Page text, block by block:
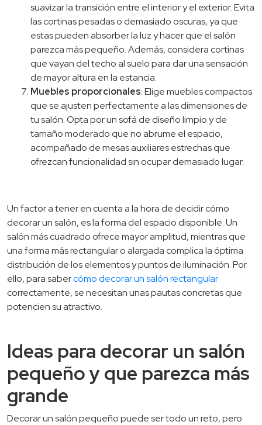
suavizar la transición entre el interior y el exterior. Evita
las cortinas pesadas o demasiado oscuras, ya que
estas pueden absorber la luz y hacer que el salón
parezca más pequeño. Además, considera cortinas
que vayan del techo al suelo para dar una sensación
de mayor altura en la estancia.
Muebles proporcionales: Elige muebles compactos
que se ajusten perfectamente a las dimensiones de
tu salón. Opta por un sofá de diseño limpio y de
tamaño moderado que no abrume el espacio,
acompañado de mesas auxiliares estrechas que
ofrezcan funcionalidad sin ocupar demasiado lugar.
Un factor a tener en cuenta a la hora de decidir cómo
decorar un salón, es la forma del espacio disponible. Un
salón más cuadrado ofrece mayor amplitud, mientras que
una forma más rectangular o alargada complica la óptima
distribución de los elementos y puntos de iluminación. Por
ello, para sabercómo decorar un salón rectangular
correctamente, se necesitan unas pautas concretas que
potencien su atractivo.
Ideas para decorar un salón
pequeño y que parezca más
grande
Decorar un salón pequeño puede ser todo un reto, pero